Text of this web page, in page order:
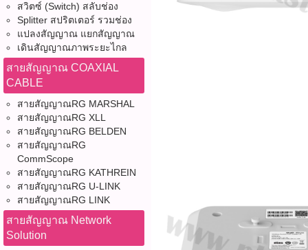
สวิตซ์ (Switch) สลับช่อง
Splitter สปริตเตอร์ รวมช่อง
แปลงสัญญาณ แยกสัญญาณ
เดินสัญญาณภาพระยะไกล
สายสัญญาณ COAXIAL
CABLE
สายสัญญาณRG MARSHAL
สายสัญญาณRG XLL
สายสัญญาณRG BELDEN
สายสัญญาณRG
CommScope
สายสัญญาณRG KATHREIN
สายสัญญาณRG U-LINK
สายสัญญาณRG LINK
สายสัญญาณ Network
Solution